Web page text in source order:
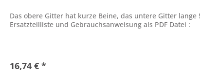
Das obere Gitter hat kurze Beine, das untere Gitter lange !
Ersatzteilliste und Gebrauchsanweisung als PDF Datei :
16,74 € *